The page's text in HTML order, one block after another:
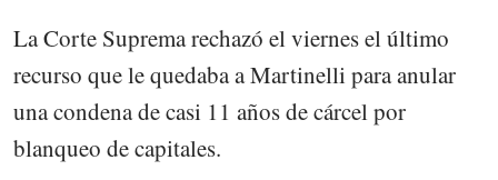
La Corte Suprema rechazó el viernes el último
recurso que le quedaba a Martinelli para anular
una condena de casi 11 años de cárcel por
blanqueo de capitales.